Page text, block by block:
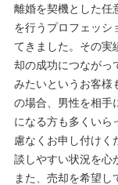
離婚を契機とした任
を行うプロフェッシ
てきました。その実
却の成功につながっ
みたいというお客様
の場合、男性を相手
になる方も多くいら
慮なくお申し付けく
談しやすい状況を心
また、売却を希望